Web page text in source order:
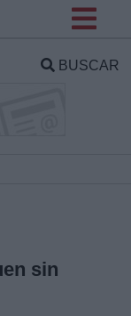
BUSCAR
sin